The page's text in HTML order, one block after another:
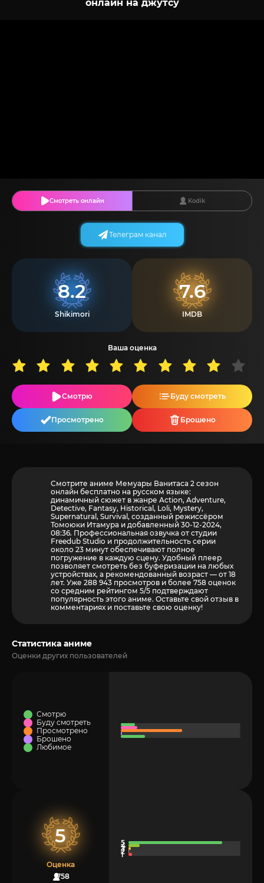
онлайн на джутсу
Смотреть онлайн Kodik
8.2
Shikimori
7.6
IMDB
Ваша оценка
Смотрю Буду смотреть
Просмотрено Брошено
Телеграм канал
Смотрите аниме Мемуары Ванитаса 2 сезон
онлайн бесплатно на русском языке:
динамичный сюжет в жанре Action, Adventure,
Detective, Fantasy, Historical, Loli, Mystery,
Supernatural, Survival, созданный режиссёром
Томоюки Итамура и добавленный 30-12-2024,
08:36. Профессиональная озвучка от студии
Freedub Studio и продолжительность серии
около 23 минут обеспечивают полное
погружение в каждую сцену. Удобный плеер
позволяет смотреть без буферизации на любых
устройствах, а рекомендованный возраст — от 18
лет. Уже 288 943 просмотров и более 758 оценок
со средним рейтингом 5/5 подтверждают
популярность этого аниме. Оставьте свой отзыв в
комментариях и поставьте свою оценку!
Статистика аниме
Оценки других пользователей
Смотрю
Буду смотреть
Просмотрено
Брошено
Любимое
5
Оценка
758